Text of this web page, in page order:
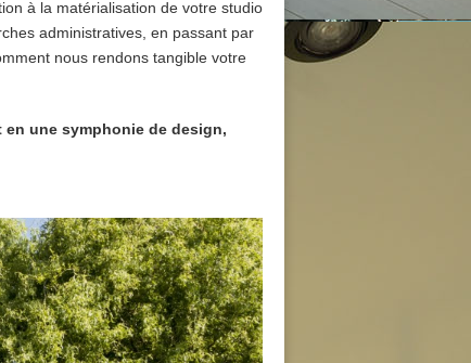
à la matérialisation de votre studio
administratives, en passant par
nous rendons tangible votre
en une symphonie de design,